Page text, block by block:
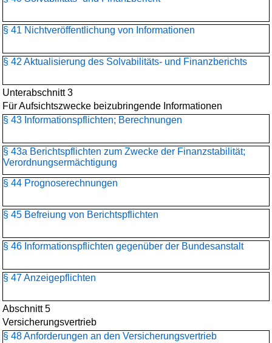
§ 41 Nichtveröffentlichung von Informationen
§ 42 Aktualisierung des Solvabilitäts- und Finanzberichts
Unterabschnitt 3
Für Aufsichtszwecke beizubringende Informationen
§ 43 Informationspflichten; Berechnungen
§ 43a Berichtspflichten zum Zwecke der Finanzstabilität;
Verordnungsermächtigung
§ 44 Prognoserechnungen
§ 45 Befreiung von Berichtspflichten
§ 46 Informationspflichten gegenüber der Bundesanstalt
§ 47 Anzeigepflichten
Abschnitt 5
Versicherungsvertrieb
§ 48 Anforderungen an den Versicherungsvertrieb